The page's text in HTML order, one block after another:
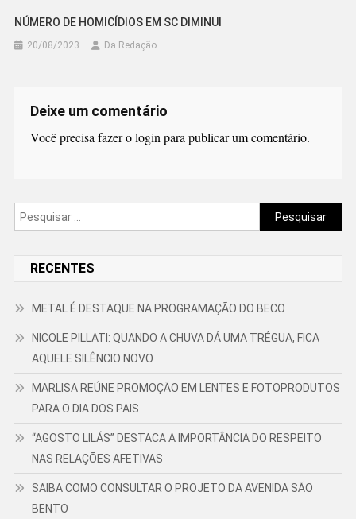
NÚMERO DE HOMICÍDIOS EM SC DIMINUI
20/08/2023 Da Redação
Deixe um comentário
Você precisa fazer ologin para publicar um comentário.
Pesquisar
por:
RECENTES
METAL É DESTAQUE NA PROGRAMAÇÃO DO BECO
NICOLE PILLATI: QUANDO A CHUVA DÁ UMA TRÉGUA, FICA
AQUELE SILÊNCIO NOVO
MARLISA REÚNE PROMOÇÃO EM LENTES E FOTOPRODUTOS
PARA O DIA DOS PAIS
“AGOSTO LILÁS” DESTACA A IMPORTÂNCIA DO RESPEITO
NAS RELAÇÕES AFETIVAS
SAIBA COMO CONSULTAR O PROJETO DA AVENIDA SÃO
BENTO